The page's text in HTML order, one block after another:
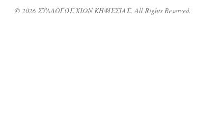
© 2026 ΣΥΛΛΟΓΟΣ ΧΙΩΝ ΚΗΦΙΣΣΙΑΣ. All Rights Reserved.